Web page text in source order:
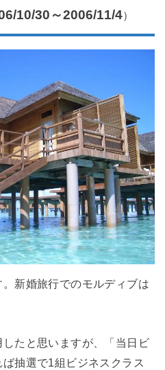
10/30～2006/11/4）
新婚旅行でのモルディブは
たと思いますが、「当日ビ
抽選で1組ビジネスクラス